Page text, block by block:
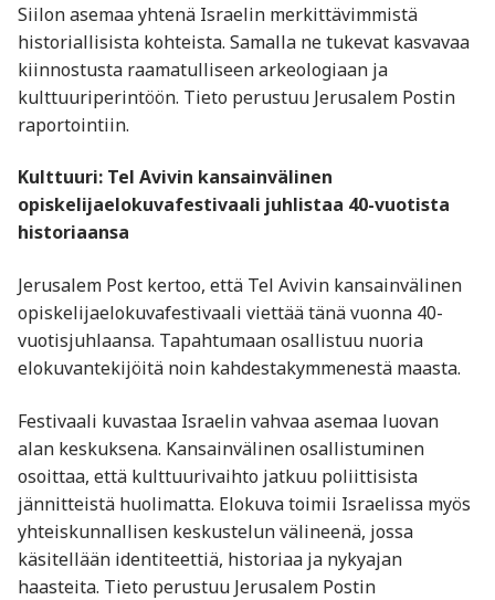
Siilon asemaa yhtenä Israelin merkittävimmistä
historiallisista kohteista. Samalla ne tukevat kasvavaa
kiinnostusta raamatulliseen arkeologiaan ja
kulttuuriperintöön. Tieto perustuu Jerusalem Postin
raportointiin.
Kulttuuri: Tel Avivin kansainvälinen
opiskelijaelokuvafestivaali juhlistaa 40-vuotista
historiaansa
Jerusalem Post kertoo, että Tel Avivin kansainvälinen
opiskelijaelokuvafestivaali viettää tänä vuonna 40-
vuotisjuhlaansa. Tapahtumaan osallistuu nuoria
elokuvantekijöitä noin kahdestakymmenestä maasta.
Festivaali kuvastaa Israelin vahvaa asemaa luovan
alan keskuksena. Kansainvälinen osallistuminen
osoittaa, että kulttuurivaihto jatkuu poliittisista
jännitteistä huolimatta. Elokuva toimii Israelissa myös
yhteiskunnallisen keskustelun välineenä, jossa
käsitellään identiteettiä, historiaa ja nykyajan
haasteita. Tieto perustuu Jerusalem Postin